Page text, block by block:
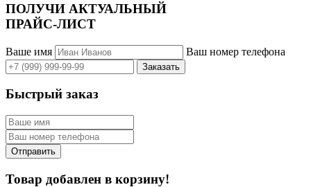
ПОЛУЧИ АКТУАЛЬНЫЙ
ПРАЙС-ЛИСТ
Ваше имя Ваш номер телефона
Быстрый заказ
Товар добавлен в корзину!